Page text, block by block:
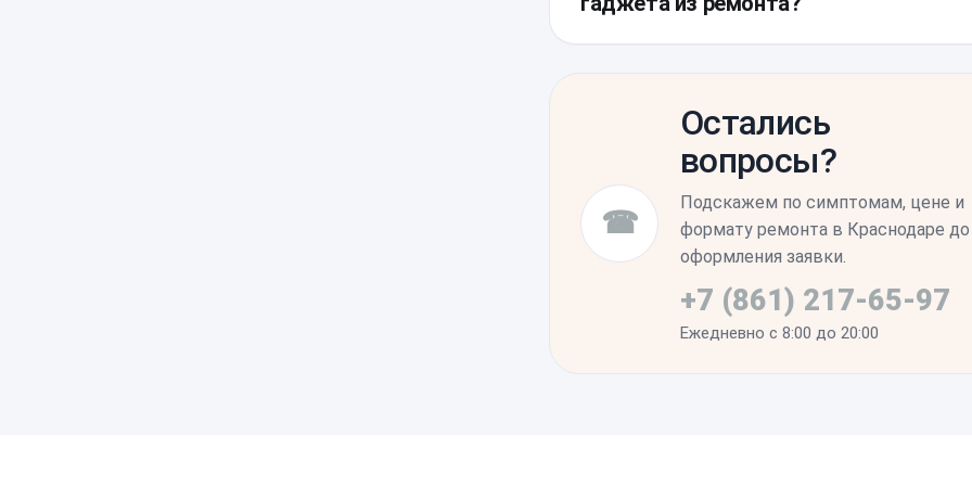
Протестируйте работу мультитач-жестов
распознает ваше лицо в различных
процедуры все функции работают
готов к штатной эксплуатации.
☎
Остались
вопросы?
Подскажем по симптомам, цене и
формату ремонта в Краснодаре до
оформления заявки.
+7 (861) 217-65-97
Ежедневно с 8:00 до 20:00